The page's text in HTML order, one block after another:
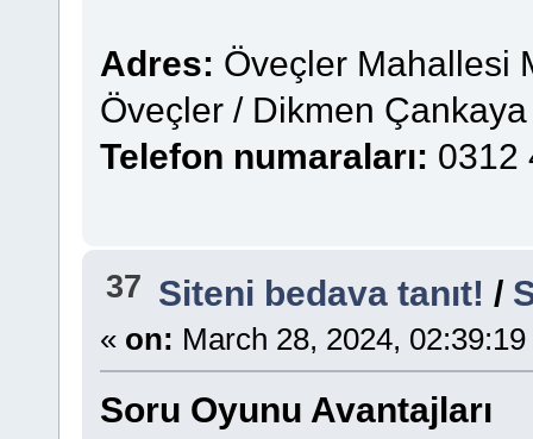
Adres: Öveçler Mahallesi
Öveçler / Dikmen
Telefon numaraları: 0312
37 Siteni bedava tanıt! /
« on: March 28, 2024,
Soru Oyunu Avantajları